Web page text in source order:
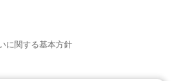
に関する基本方針